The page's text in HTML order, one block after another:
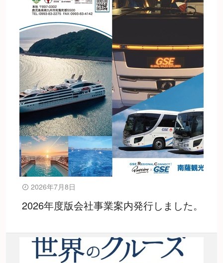
2026年7月8日
2026年度版会社事業案内発行しました。